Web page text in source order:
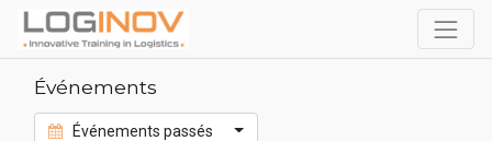
Événements
Événements passés